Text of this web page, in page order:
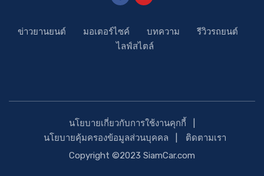
ข่าวยานยนต์ มอเตอร์ไซค์ บทความ
รีวิวรถยนต์
ไลฟ์สไตล์
นโยบายเกี่ยวกับการใช้งานคุกกี้
นโยบายคุ้มครองข้อมูลส่วนบุคคล
ติดตามเรา
Copyright ©2023 SiamCar.com